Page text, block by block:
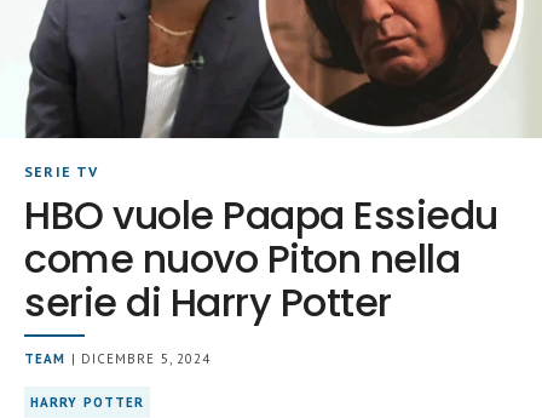
SERIE TV
HBO vuole Paapa Essiedu
come nuovo Piton nella
serie di Harry Potter
TEAM | DICEMBRE 5, 2024
HARRY POTTER